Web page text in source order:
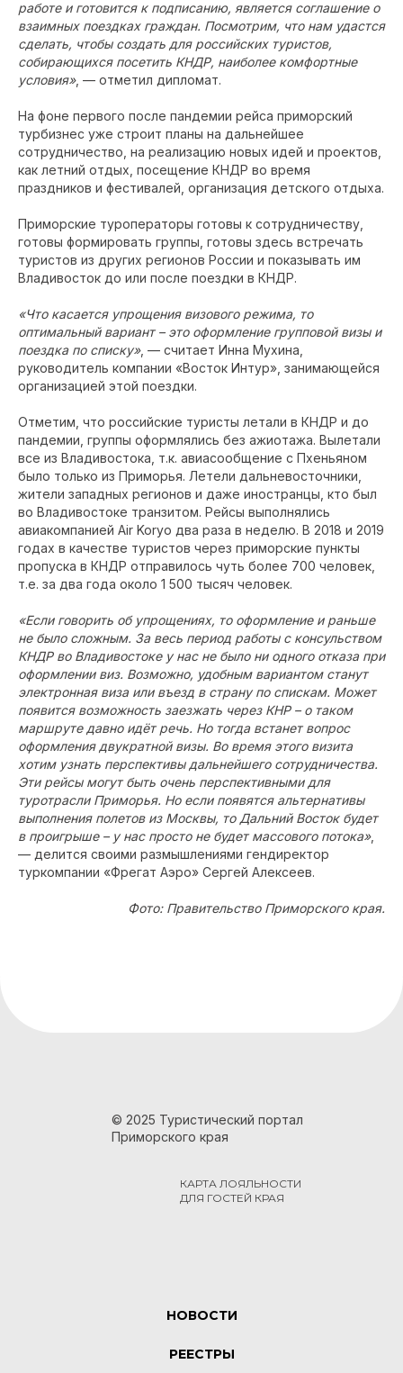
работе и готовится к подписанию, является соглашение о
взаимных поездках граждан. Посмотрим, что нам удастся
сделать, чтобы создать для российских туристов,
собирающихся посетить КНДР, наиболее комфортные
условия», — отметил дипломат.
На фоне первого после пандемии рейса приморский
турбизнес уже строит планы на дальнейшее
сотрудничество, на реализацию новых идей и проектов,
как летний отдых, посещение КНДР во время
праздников и фестивалей, организация детского отдыха.
Приморские туроператоры готовы к сотрудничеству,
готовы формировать группы, готовы здесь встречать
туристов из других регионов России и показывать им
Владивосток до или после поездки в КНДР.
«Что касается упрощения визового режима, то
оптимальный вариант – это оформление групповой визы и
поездка по списку», — считает Инна Мухина,
руководитель компании «Восток Интур», занимающейся
организацией этой поездки.
Отметим, что российские туристы летали в КНДР и до
пандемии, группы оформлялись без ажиотажа. Вылетали
все из Владивостока, т.к. авиасообщение с Пхеньяном
было только из Приморья. Летели дальневосточники,
жители западных регионов и даже иностранцы, кто был
во Владивостоке транзитом. Рейсы выполнялись
авиакомпанией Air Koryo два раза в неделю. В 2018 и 2019
годах в качестве туристов через приморские пункты
пропуска в КНДР отправилось чуть более 700 человек,
т.е. за два года около 1 500 тысяч человек.
«Если говорить об упрощениях, то оформление и раньше
не было сложным. За весь период работы с консульством
КНДР во Владивостоке у нас не было ни одного отказа при
оформлении виз. Возможно, удобным вариантом станут
электронная виза или въезд в страну по спискам. Может
появится возможность заезжать через КНР – о таком
маршруте давно идёт речь. Но тогда встанет вопрос
оформления двукратной визы. Во время этого визита
хотим узнать перспективы дальнейшего сотрудничества.
Эти рейсы могут быть очень перспективными для
туротрасли Приморья. Но если появятся альтернативы
выполнения полетов из Москвы, то Дальний Восток будет
в проигрыше – у нас просто не будет массового потока»,
— делится своими размышлениями гендиректор
туркомпании «Фрегат Аэро» Сергей Алексеев.
Фото: Правительство Приморского края.
© 2025 Туристический портал
Приморского края
КАРТА ЛОЯЛЬНОСТИ
ДЛЯ ГОСТЕЙ КРАЯ
НОВОСТИ
РЕЕСТРЫ